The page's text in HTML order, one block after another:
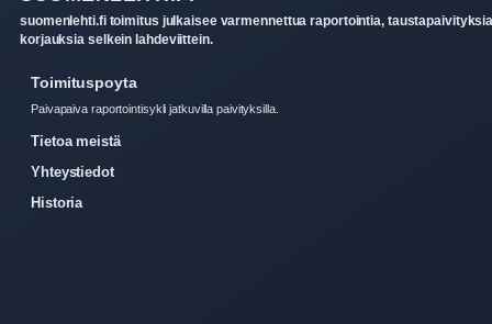
suomenlehti.fi toimitus julkaisee varmennettua raportointia,
korjauksia selkein lahdeviittein.
Toimituspoyta
Paivapaiva raportointisykli jatkuvilla paivityksilla.
Tietoa meistä
Yhteystiedot
Historia